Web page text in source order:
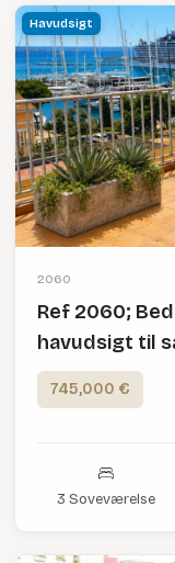
Havudsigt
2060
Ref 2060;
havudsigt til
745,000 €
3 Soveværelse